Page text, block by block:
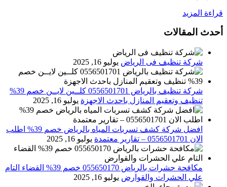
قراءة المزيد
أحدث المقالات
شركة تنظيف فى الرياض يوليو 16, 2025
شركة تنظيف بالرياض 0556501701 كلــين لايــن خصم 39%
تنظيف وتعقيم المنازل باحدث الاجهزة يوليو 16, 2025
افضل شركة كشف تسربات المياه بالرياض خصم 39% اطلب
الان 0556501701‬‏ – تقارير معتمدة
يوليو 16, 2025
مكافحة حشرات بالرياض 055650170 خصم 39% القضاء التام
علي الحشرات والقوارض يوليو 16, 2025